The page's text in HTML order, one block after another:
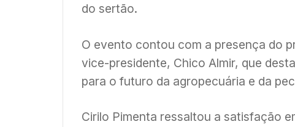
do sertão.
O evento contou com a presença do
vice-presidente, Chico Almir, que
para o futuro da agropecuária e da
Cirilo Pimenta ressaltou a satisfação